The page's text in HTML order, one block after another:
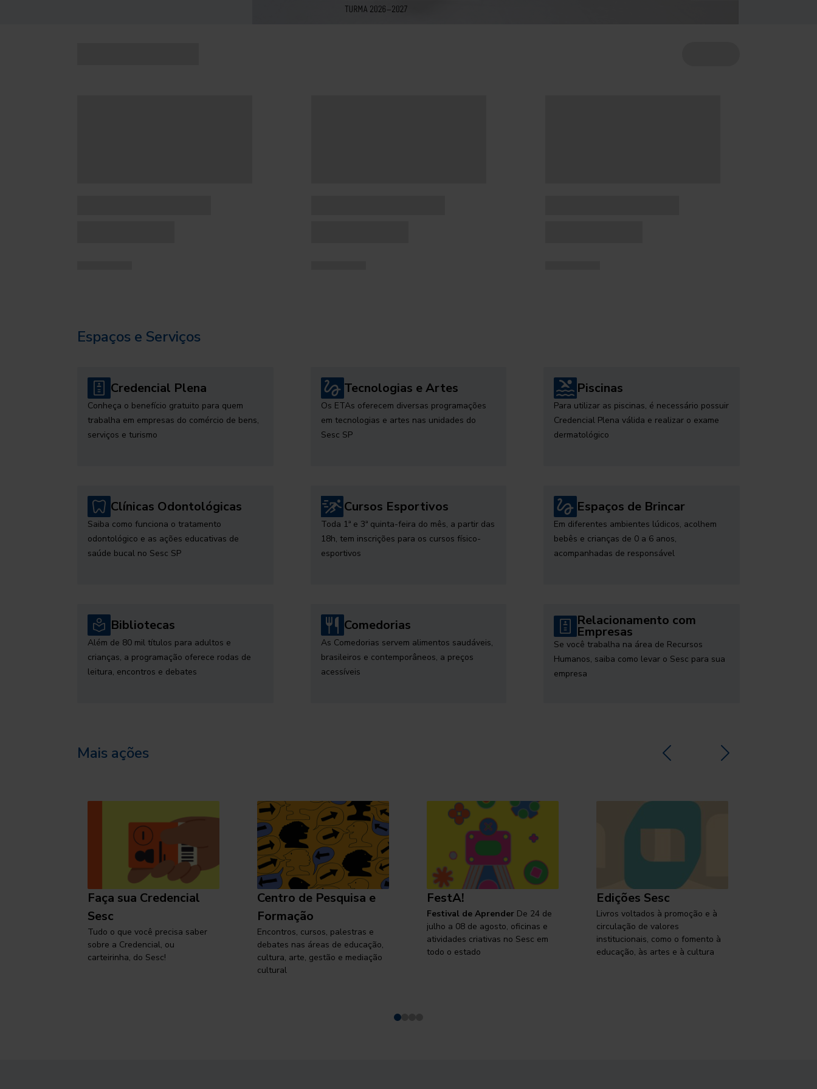
Espaços e Serviços
Credencial Plena
Conheça o benefício gratuito para quem
trabalha em empresas do comércio de bens,
serviços e turismo
Tecnologias e Artes
Os ETAs oferecem diversas programações
em tecnologias e artes nas unidades do
Sesc SP
Piscinas
Para utilizar as piscinas, é necessário possuir
Credencial Plena válida e realizar o exame
dermatológico
Clínicas Odontológicas
Saiba como funciona o tratamento
odontológico e as ações educativas de
saúde bucal no Sesc SP
Cursos Esportivos
Toda 1ª e 3ª quinta-feira do mês, a partir das
18h, tem inscrições para os cursos físico-
esportivos
Espaços de Brincar
Em diferentes ambientes lúdicos, acolhem
bebês e crianças de 0 a 6 anos,
acompanhadas de responsável
Bibliotecas
Além de 80 mil títulos para adultos e
crianças, a programação oferece rodas de
leitura, encontros e debates
Comedorias
As Comedorias servem alimentos saudáveis,
brasileiros e contemporâneos, a preços
acessíveis
Relacionamento com
Empresas
Se você trabalha na área de Recursos
Humanos, saiba como levar o Sesc para sua
empresa
Mais ações
Faça sua Credencial
Sesc
Tudo o que você precisa saber
sobre a Credencial, ou
carteirinha, do Sesc!
Centro de Pesquisa e
Formação
Encontros, cursos, palestras e
debates nas áreas de educação,
cultura, arte, gestão e mediação
cultural
FestA!
Festival de Aprender De 24 de
julho a 08 de agosto, oficinas e
atividades criativas no Sesc em
todo o estado
Edições Sesc
Livros voltados à promoção e à
circulação de valores
institucionais, como o fomento à
educação, às artes e à cultura